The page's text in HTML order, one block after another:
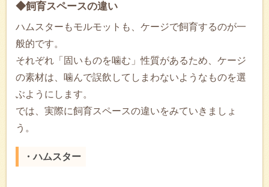
◆飼育スペースの違い
ハムスターもモルモットも、ケージで飼育するのが一
般的です。
それぞれ「固いものを噛む」性質があるため、ケージ
の素材は、噛んで誤飲してしまわないようなものを選
ぶようにします。
では、実際に飼育スペースの違いをみていきましょ
う。
・ハムスター